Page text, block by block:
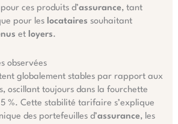
ces produits d’assurance, tant
pour les locataires souhaitant
et loyers.
observées
globalement stables par rapport aux
oscillant toujours dans la fourchette
%. Cette stabilité tarifaire s’explique
des portefeuilles d’assurance, les